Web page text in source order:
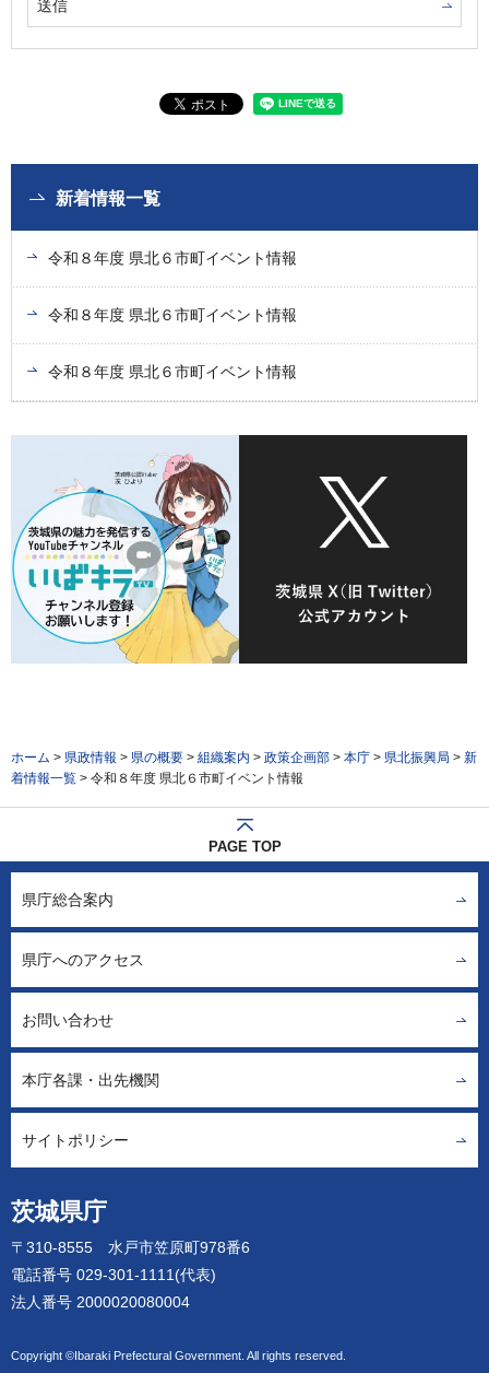
新着情報一覧
令和８年度 県北６市町イベント情報
令和８年度 県北６市町イベント情報
令和８年度 県北６市町イベント情報
ホーム > 県政情報 > 県の概要 > 組織案内 > 政策企画部 > 本庁 > 県北振興局 > 新
着情報一覧 > 令和８年度 県北６市町イベント情報
PAGE TOP
茨城県庁
〒310-8555 水戸市笠原町978番6
電話番号 029-301-1111(代表)
法人番号 2000020080004
Copyright ©Ibaraki Prefectural Government. All rights reserved.
県庁総合案内
県庁へのアクセス
お問い合わせ
本庁各課・出先機関
サイトポリシー